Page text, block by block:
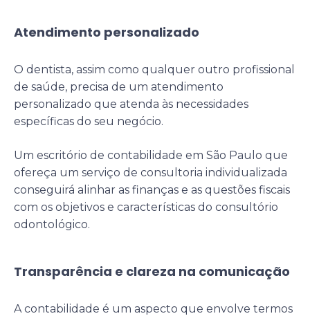
Atendimento personalizado
O dentista, assim como qualquer outro profissional
de saúde, precisa de um atendimento
personalizado que atenda às necessidades
específicas do seu negócio.
Um escritório de contabilidade em São Paulo que
ofereça um serviço de consultoria individualizada
conseguirá alinhar as finanças e as questões fiscais
com os objetivos e características do consultório
odontológico.
Transparência e clareza na comunicação
A contabilidade é um aspecto que envolve termos